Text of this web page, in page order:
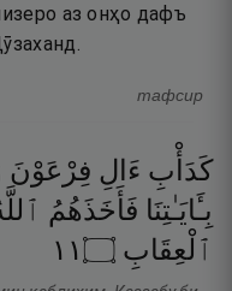
аз онҳо дафъ
тафсир
كَدَأْبِ ءَالِ فِرْعَوْنَ
بِـَٔايَـٰتِنَا فَأَخَذَهُمُ
ٱلْعِقَابِ ۝١١